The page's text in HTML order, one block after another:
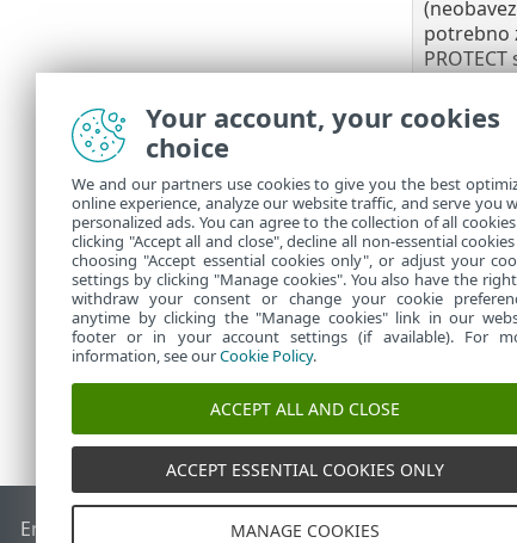
potrebno
može
probleme
samba
potrebno
daljinsku
lshw
End of Life ESET-ova baza znanjaESET-ov forum ESET
Your account, your cookies
choice
We and our partners use cookies to give you the best
online experience, analyze our website traffic, and serve you
personalized ads. You can agree to the collection of all
clicking "Accept all and close", decline all non-essential
choosing "Accept essential cookies only", or adjust your
settings by clicking "Manage cookies". You also have the
withdraw your consent or change your cookie
anytime by clicking the "Manage cookies" link in our
footer or in your account settings (if available). For
information, see ourCookie Policy.
ACCEPT ALL AND CLOSE
ACCEPT ESSENTIAL COOKIES ONLY
MANAGE COOKIES